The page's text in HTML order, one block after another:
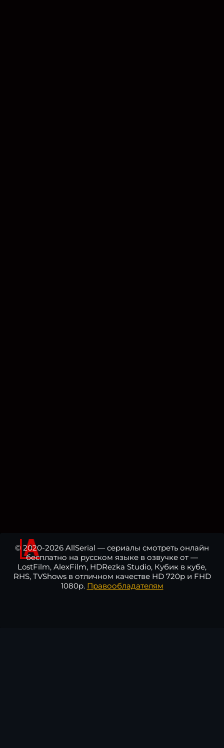
© 2020-2026 AllSerial — сериалы смотреть онлайн
бесплатно на русском языке в озвучке от —
LostFilm, AlexFilm, HDRezka Studio, Кубик в кубе,
RHS, TVShows в отличном качестве HD 720p и FHD
1080p. Правообладателям